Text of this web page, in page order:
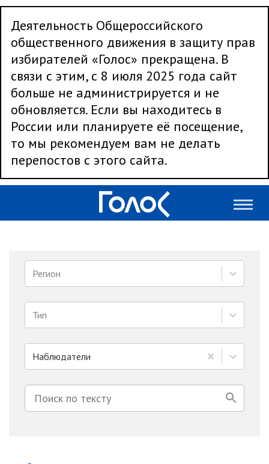
Деятельность Общероссийского
общественного движения в защиту прав
избирателей «Голос» прекращена. В
связи с этим, с 8 июля 2025 года сайт
больше не администрируется и не
обновляется. Если вы находитесь в
России или планируете её посещение,
то мы рекомендуем вам не делать
перепостов с этого сайта.
Регион
Тип
Наблюдатели